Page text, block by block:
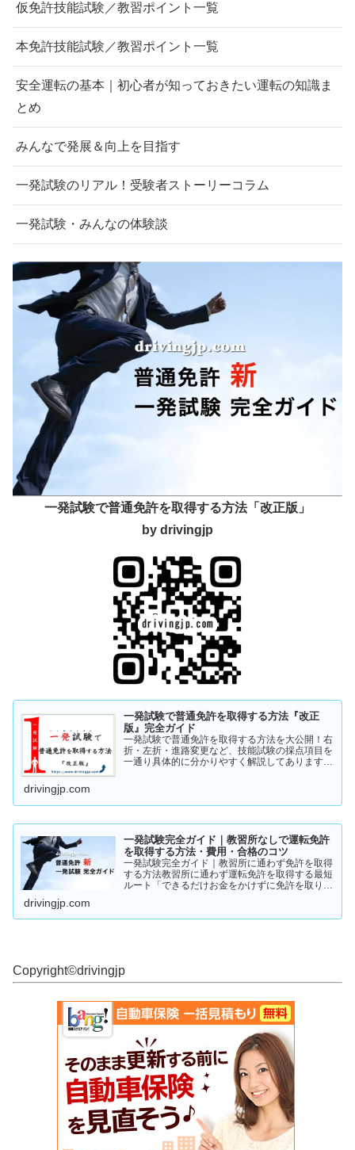
仮免許技能試験／教習ポイント一覧
本免許技能試験／教習ポイント一覧
安全運転の基本｜初心者が知っておきたい運転の知識ま
とめ
みんなで発展＆向上を目指す
一発試験のリアル！受験者ストーリーコラム
一発試験・みんなの体験談
一発試験で普通免許を取得する方法「改正版」
by drivingjp
一発試験で普通免許を取得する方法『改正
版』完全ガイド
一発試験で普通免許を取得する方法を大公開！右
折・左折・進路変更など、技能試験の採点項目を
一通り具体的に分かりやすく解説してあります。
drivingjp.com
一発試験完全ガイド｜教習所なしで運転免許
を取得する方法・費用・合格のコツ
一発試験完全ガイド｜教習所に通わず免許を取得
する方法教習所に通わず運転免許を取得する最短
ルート「できるだけお金をかけずに免許を取りた
試験（飛び込み試験...
drivingjp.com
Copyright©︎drivingjp